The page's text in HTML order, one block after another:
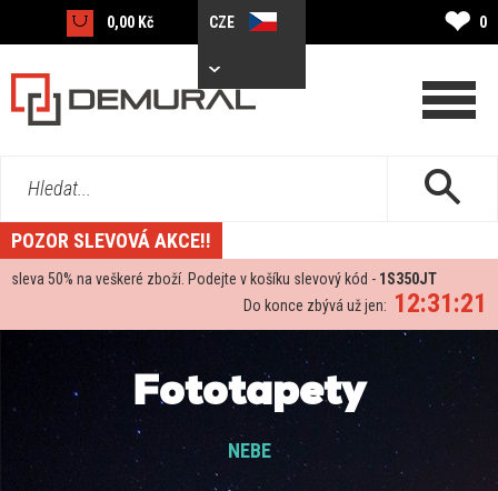
0,00 Kč CZE ❤ 0
Hledat...
POZOR SLEVOVÁ AKCE!!
sleva 50% na veškeré zboží. Podejte v košíku slevový kód - 1S350JT
12:31:19
Do konce zbývá už jen:
Fototapety
NEBE